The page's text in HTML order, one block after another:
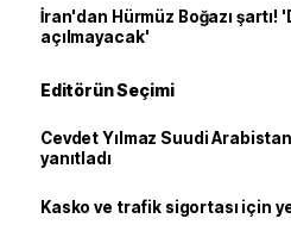
İran'dan Hürmüz Boğazı şartı!
açılmayacak'
Editörün Seçimi
Cevdet Yılmaz Suudi
yanıtladı
Kasko ve trafik sigortası için